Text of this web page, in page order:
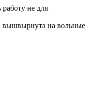
не для
вышвырнута на вольные